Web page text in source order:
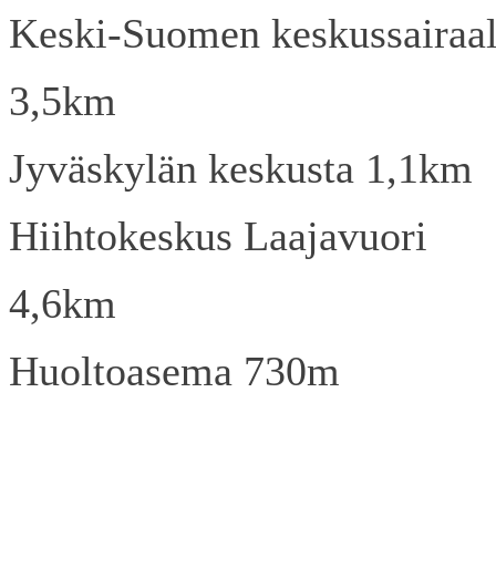
Keski-Suomen
3,5km
Jyväskylän keskusta 1,1km
Hiihtokeskus Laajavuori
4,6km
Huoltoasema 730m